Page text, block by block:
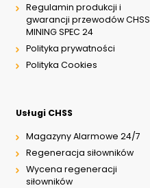
Regulamin produkcji i
gwarancji przewodów CHSS
MINING SPEC 24
Polityka prywatności
Polityka Cookies
Usługi CHSS
Magazyny Alarmowe 24/7
Regeneracja siłowników
Wycena regeneracji
siłowników